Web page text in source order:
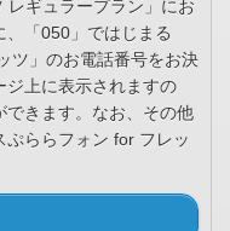
レギュラープラン」にお
「050」ではじまる
ツ」のお電話番号をお決
ジ上に表示されますの
できます。なお、その他
ららフォン for フレッ